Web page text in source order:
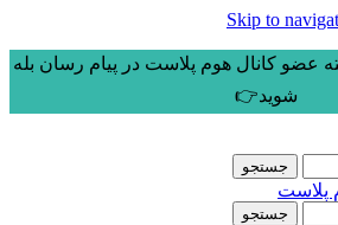
Skip to
عضو کانال هوم پلاست در پیام رسان بله
شوید👉
جستجو
جستجو